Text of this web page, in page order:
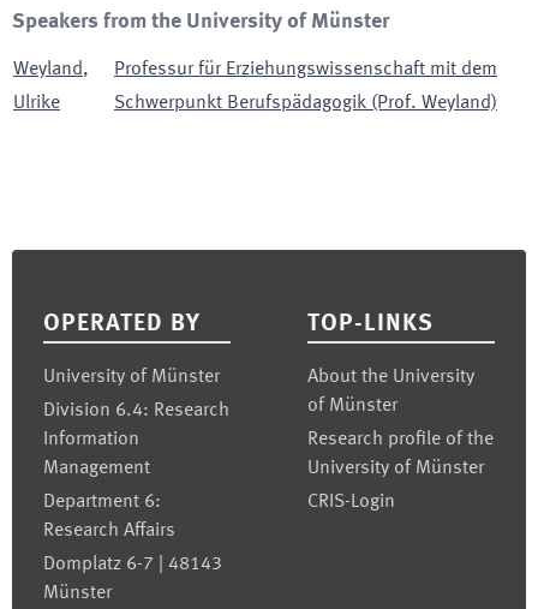
Speakers from the University of Münster
Weyland,
Ulrike
Professur für Erziehungswissenschaft mit dem
Schwerpunkt Berufspädagogik (Prof. Weyland)
OPERATED BY
University of Münster
Division 6.4: Research
Information
Management
Department 6:
Research Affairs
Domplatz 6-7 | 48143
Münster
TOP-LINKS
About the University
of Münster
Research profile of the
University of Münster
CRIS-Login